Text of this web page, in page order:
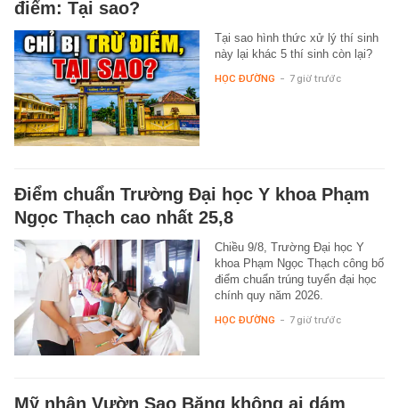
Tại sao hình thức xử lý thí sinh
này lại khác 5 thí sinh còn lại?
HỌC ĐƯỜNG
Điểm chuẩn Trường Đại học Y khoa Phạm
Ngọc Thạch cao nhất 25,8
Chiều 9/8, Trường Đại học Y
khoa Phạm Ngọc Thạch công bố
điểm chuẩn trúng tuyển đại học
chính quy năm 2026.
HỌC ĐƯỜNG
Mỹ nhân Vườn Sao Băng không ai dám